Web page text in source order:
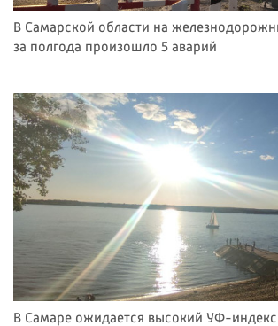
В Самарской области на
за полгода произошло 5 аварий
В Самаре ожидается высокий УФ-